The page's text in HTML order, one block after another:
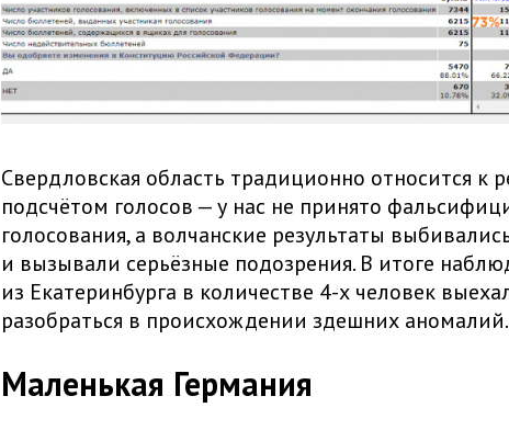
Свердловская область традиционно относится к
подсчётом голосов — у нас не принято
голосования, а волчанские результаты
и вызывали серьёзные подозрения. В итоге
из Екатеринбурга в количестве 4-х человек
разобраться в происхождении здешних аномалий.
Маленькая Германия